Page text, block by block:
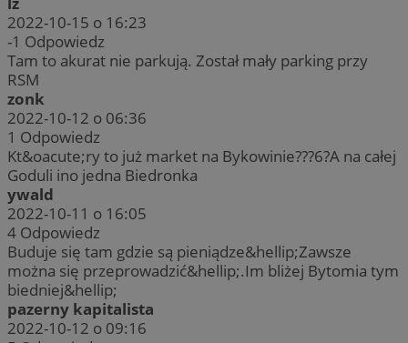
2022-10-15 o 16:23
-1 Odpowiedz
Tam to akurat nie parkują. Został mały parking przy
RSM
zonk
2022-10-12 o 06:36
1 Odpowiedz
Kt&oacute;ry to już market na Bykowinie???6?A na całej
Goduli ino jedna Biedronka
ywald
2022-10-11 o 16:05
4 Odpowiedz
Buduje się tam gdzie są pieniądze&hellip;Zawsze
można się przeprowadzić&hellip;.Im bliżej Bytomia tym
biedniej&hellip;
pazerny kapitalista
2022-10-12 o 09:16